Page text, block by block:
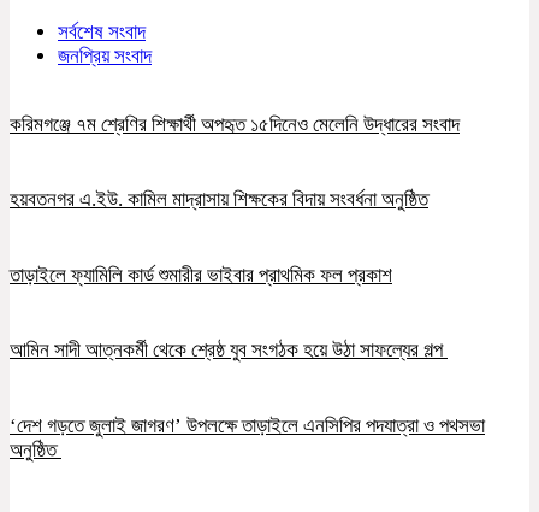
সর্বশেষ সংবাদ
জনপ্রিয় সংবাদ
করিমগঞ্জে ৭ম শ্রেণির শিক্ষার্থী অপহৃত ১৫দিনেও মেলেনি উদ্ধারের সংবাদ
হয়বতনগর এ.ইউ. কামিল মাদ্রাসায় শিক্ষকের বিদায় সংবর্ধনা অনুষ্ঠিত
তাড়াইলে ফ্যামিলি কার্ড শুমারীর ভাইবার প্রাথমিক ফল প্রকাশ
আমিন সাদী আত্নকর্মী থেকে শ্রেষ্ঠ যুব সংগঠক হয়ে উঠা সাফল্যের গল্প
‘দেশ গড়তে জুলাই জাগরণ’ উপলক্ষে তাড়াইলে এনসিপির পদযাত্রা ও পথসভা
অনুষ্ঠিত